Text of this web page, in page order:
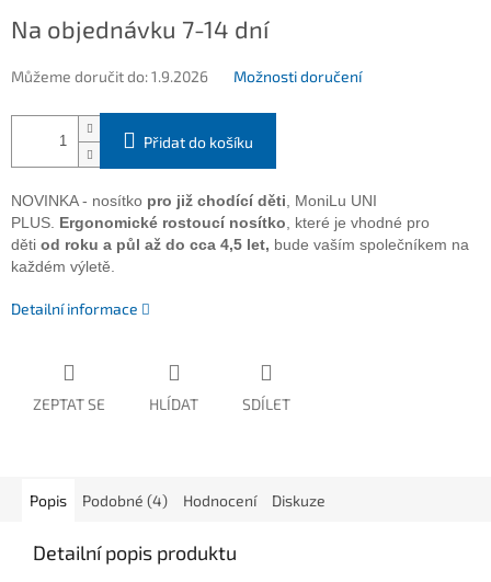
cena:
Na objednávku 7-14 dní
Můžeme doručit do:1.9.2026 Možnosti doručení
Přidat do košíku
NOVINKA - nosítko pro již chodící děti, MoniLu UNI
PLUS. Ergonomické rostoucí nosítko, které je vhodné pro
děti od roku a půl až do cca 4,5 let, bude vaším společníkem na
každém výletě.
Detailní informace
ZEPTAT SE HLÍDAT SDÍLET
Popis Podobné (4) Hodnocení Diskuze
Detailní popis produktu